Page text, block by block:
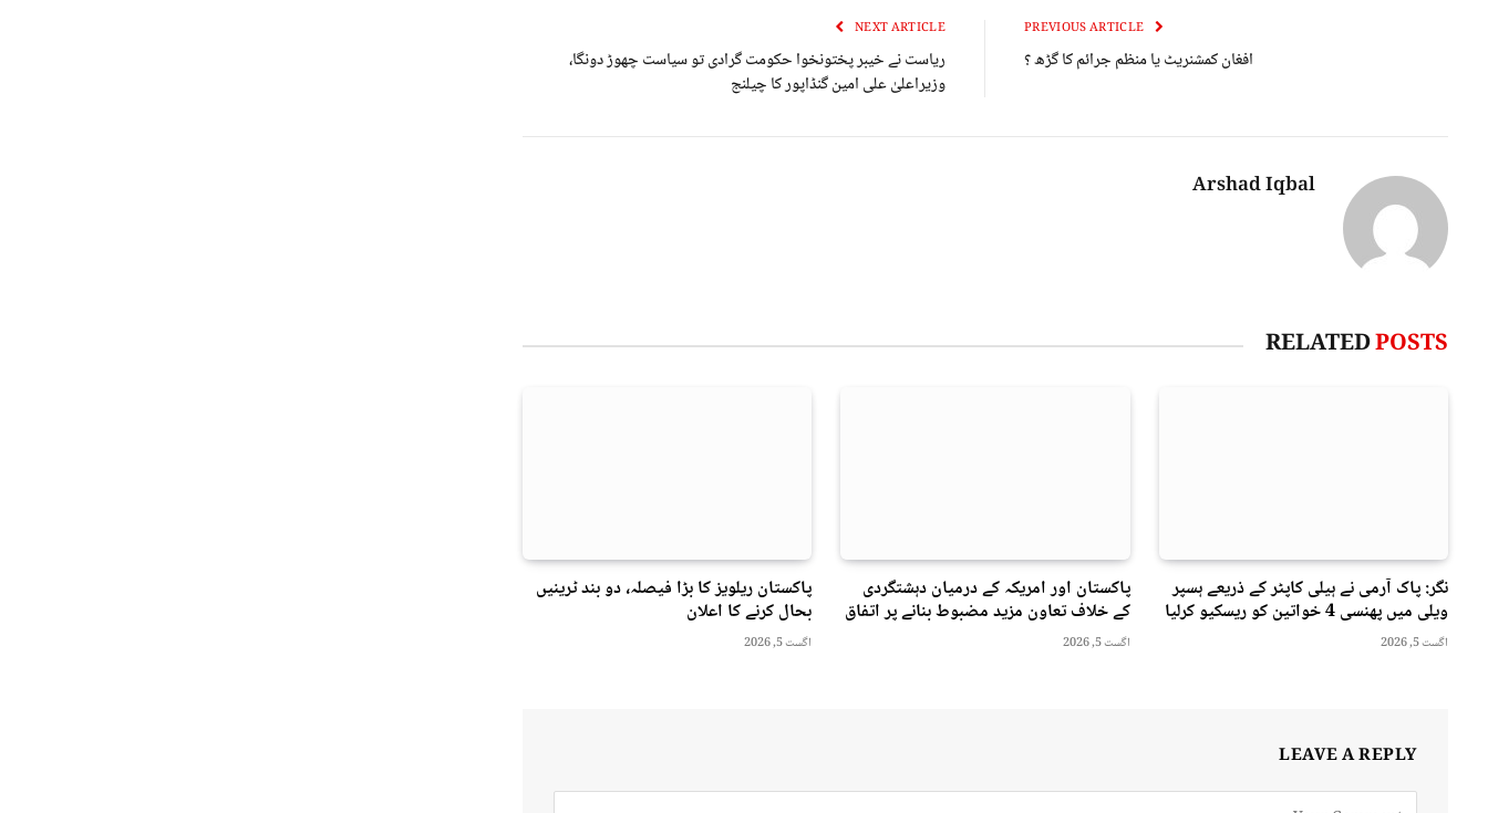
افغان کمشنریٹ یا منظم جرائم کا گڑھ ؟
NEXT ARTICLE
ریاست نے خیبر پختونخوا حکومت گرادی تو سیاست چھوڑ دونگا،
وزیراعلیٰ علی امین گنڈاپور کا چیلنج
Arshad Iqbal
RELATEDPOSTS
نگر: پاک آرمی نے ہیلی کاپٹر کے ذریعے ہسپر
ویلی میں پھنسی 4 خواتین کو ریسکیو کرلیا
اگست 5, 2026
پاکستان اور امریکہ کے درمیان دہشتگردی
کے خلاف تعاون مزید مضبوط بنانے پر اتفاق
اگست 5, 2026
پاکستان ریلویز کا بڑا فیصلہ، دو بند ٹرینیں
بحال کرنے کا اعلان
اگست 5, 2026
LEAVE A REPLY